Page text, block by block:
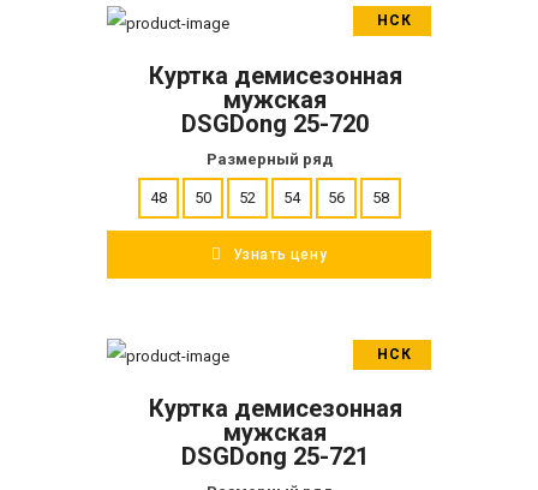
НСК
ПОДРОБНЕЕ
Куртка демисезонная
мужская
DSGDong 25-720
Размерный ряд
48 50 52 54 56 58
Узнать цену
НСК
ПОДРОБНЕЕ
Куртка демисезонная
мужская
DSGDong 25-721